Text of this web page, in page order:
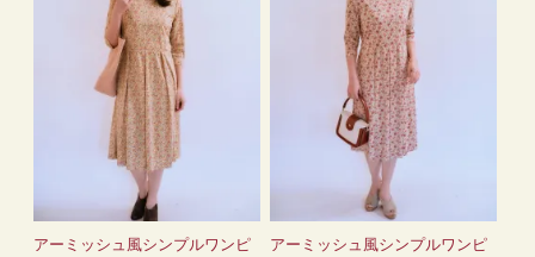
アーミッシュ風シンプルワンピ
アーミッシュ風シンプルワンピ